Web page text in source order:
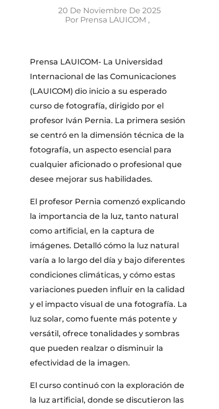
20 De Noviembre De 2025
Por Prensa LAUICOM
Prensa LAUICOM- La Universidad
Internacional de las Comunicaciones
(LAUICOM) dio inicio a su esperado
curso de fotografía, dirigido por el
profesor Iván Pernia. La primera sesión
se centró en la dimensión técnica de la
fotografía, un aspecto esencial para
cualquier aficionado o profesional que
desee mejorar sus habilidades.
El profesor Pernia comenzó explicando
la importancia de la luz, tanto natural
como artificial, en la captura de
imágenes. Detalló cómo la luz natural
varía a lo largo del día y bajo diferentes
condiciones climáticas, y cómo estas
variaciones pueden influir en la calidad
y el impacto visual de una fotografía. La
luz solar, como fuente más potente y
versátil, ofrece tonalidades y sombras
que pueden realzar o disminuir la
efectividad de la imagen.
El curso continuó con la exploración de
la luz artificial, donde se discutieron las